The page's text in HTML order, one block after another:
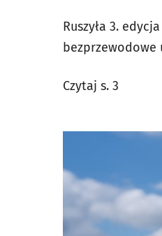
Ruszyła 3.
bezprzewodowe
Czytaj s. 3